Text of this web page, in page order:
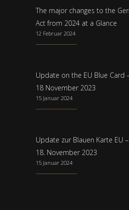
The major changes to the
Act from 2024 at a Glance
12 Februar 2024
Update on the EU Blue Card
18 November 2023
15 Januar 2024
Update zur Blauen Karte EU
18. November 2023
15 Januar 2024